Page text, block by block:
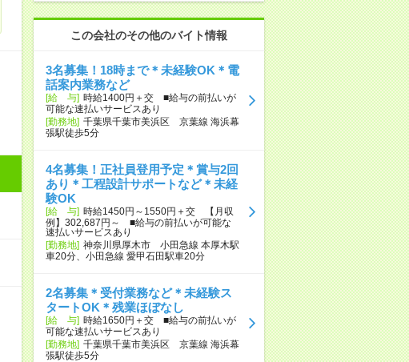
この会社のその他のバイト情報
3名募集！18時まで＊未経験OK＊電
話案内業務など
[給 与] 時給1400円＋交 ■給与の前払いが
可能な速払いサービスあり
[勤務地] 千葉県千葉市美浜区 京葉線 海浜幕
張駅徒歩5分
4名募集！正社員登用予定＊賞与2回
あり＊工程設計サポートなど＊未経
験OK
[給 与] 時給1450円～1550円＋交 【月収
例】302,687円～ ■給与の前払いが可能な
速払いサービスあり
[勤務地] 神奈川県厚木市 小田急線 本厚木駅
車20分、小田急線 愛甲石田駅車20分
2名募集＊受付業務など＊未経験ス
タートOK＊残業ほぼなし
[給 与] 時給1650円＋交 ■給与の前払いが
可能な速払いサービスあり
[勤務地] 千葉県千葉市美浜区 京葉線 海浜幕
張駅徒歩5分